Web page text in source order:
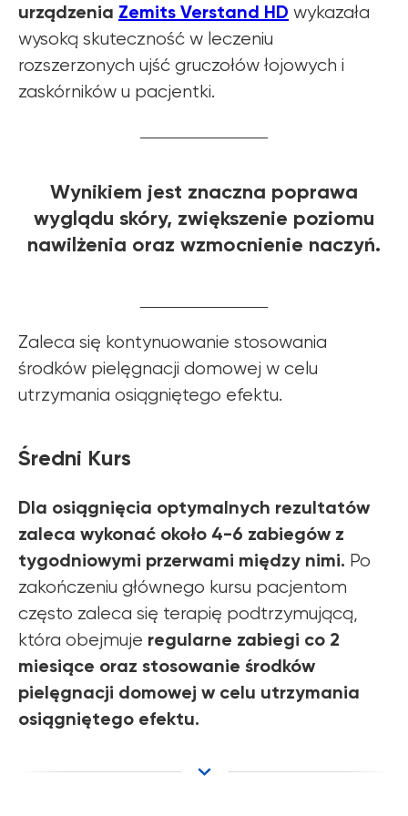
urządzenia Zemits Verstand HD wykazała
wysoką skuteczność w leczeniu
rozszerzonych ujść gruczołów łojowych i
zaskórników u pacjentki.
Wynikiem jest znaczna poprawa
wyglądu skóry, zwiększenie poziomu
nawilżenia oraz wzmocnienie naczyń.
Zaleca się kontynuowanie stosowania
środków pielęgnacji domowej w celu
utrzymania osiągniętego efektu.
Średni Kurs
Dla osiągnięcia optymalnych rezultatów
zaleca wykonać około 4-6 zabiegów z
tygodniowymi przerwami między nimi. Po
zakończeniu głównego kursu pacjentom
często zaleca się terapię podtrzymującą,
która obejmuje regularne zabiegi co 2
miesiące oraz stosowanie środków
pielęgnacji domowej w celu utrzymania
osiągniętego efektu.